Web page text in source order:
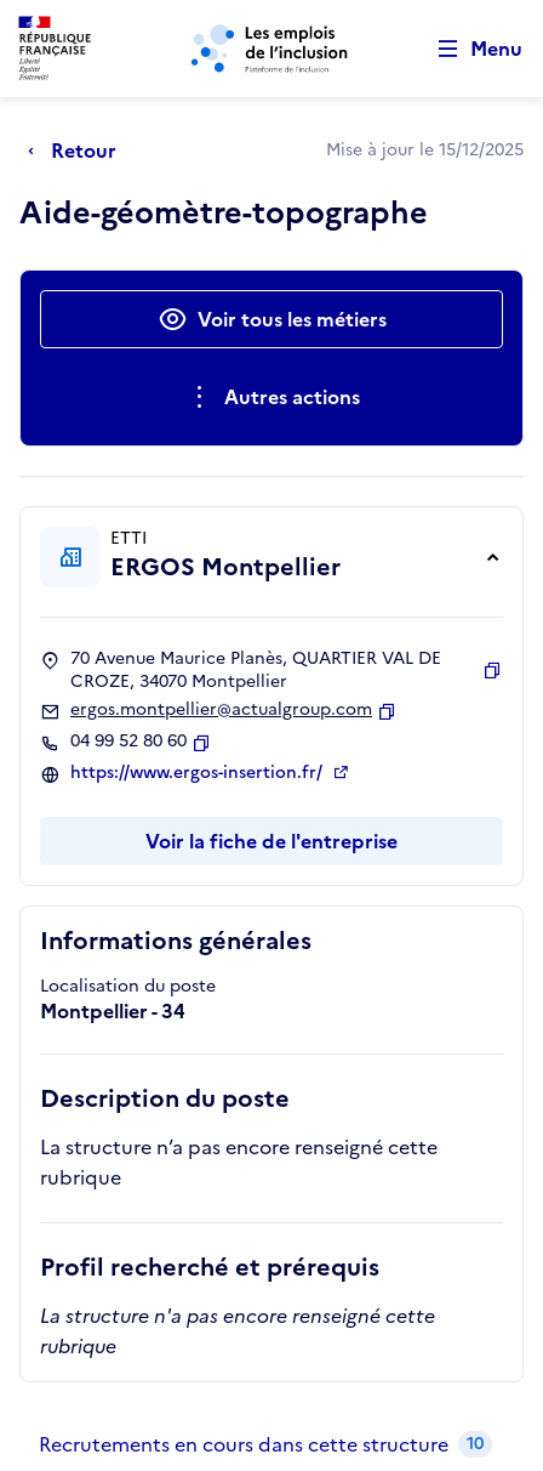
Aller au menu principal Aller au contenu principal
Menu
Retour Mise à jour le 15/12/2025
Aide-géomètre-topographe
Actions rapidesVoir tous les métiers
Autres actions
Informations générales
Localisation du poste
Montpellier - 34
Description du poste
La structure n’a pas encore renseigné cette
rubrique
Profil recherché et prérequis
La structure n'a pas encore renseigné cette
rubrique
ETTI
ERGOS Montpellier
70 Avenue Maurice Planès, QUARTIER VAL DE
CROZE, 34070 Montpellier
ergos.montpellier@actualgroup.com
04 99 52 80 60
Copier
https://www.ergos-insertion.fr/
Voir la fiche de l'entreprise
Recrutements en cours dans cette structure 10
Retour au début de la page
Panneau de gestion des cookies